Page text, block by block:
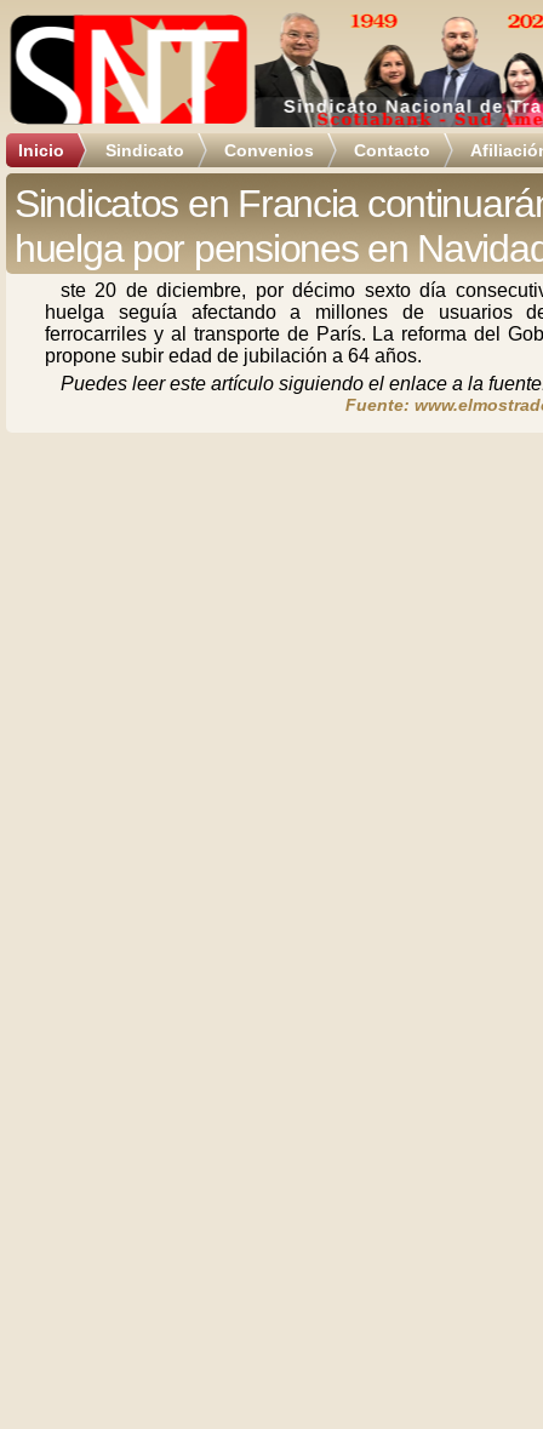
Inicio Sindicato Convenios Contacto
Sindicatos en Francia
huelga por pensiones en
ste 20 de diciembre, por décimo sexto día
huelga seguía afectando a millones de usuarios
ferrocarriles y al transporte de París. La reforma del
propone subir edad de jubilación a 64 años.
Puedes leer este artículo siguiendo el enlace a la
Fuente: